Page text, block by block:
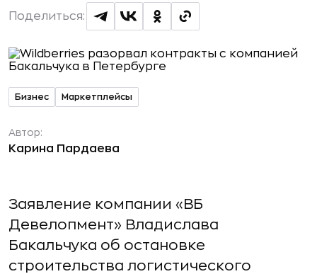
Поделиться:
Бизнес Маркетплейсы
Автор:
Карина Пардаева
Заявление компании «ВБ
Девелопмент» Владислава
Бакальчука об остановке
строительства логистического